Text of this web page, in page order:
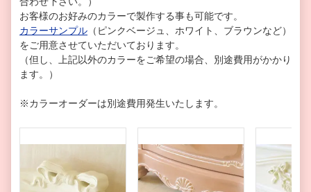
お客様のお好みのカラーで製作する事も可能です。
カラーサンプル （ピンクベージュ、ホワイト、ブラウンなど）
をご用意させていただいております。
（但し、上記以外のカラーをご希望の場合、別途費用がかかり
ます。）
※カラーオーダーは別途費用発生いたします。